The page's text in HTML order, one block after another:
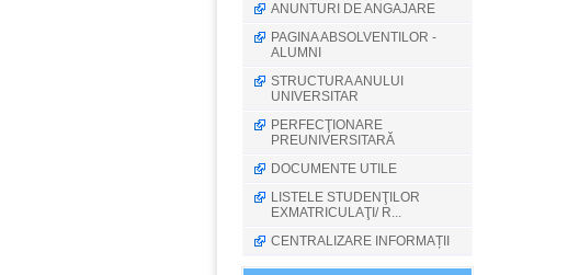
ANUNTURI DE ANGAJARE
PAGINA ABSOLVENTILOR -
ALUMNI
STRUCTURA ANULUI
UNIVERSITAR
PERFECŢIONARE
PREUNIVERSITARĂ
DOCUMENTE UTILE
LISTELE STUDENŢILOR
EXMATRICULAŢI/ R...
CENTRALIZARE INFORMAȚII